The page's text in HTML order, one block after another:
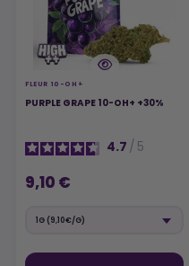
FLEUR 10-OH+
PURPLE GRAPE 10-OH+ +30%
4.7 / 5
9,10 €